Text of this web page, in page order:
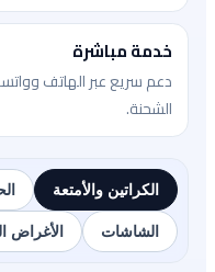
خدمة مباشرة
دعم سريع عبر الهاتف
الشحنة.
الكراتين والأمتعة
الشاشات الأغراض